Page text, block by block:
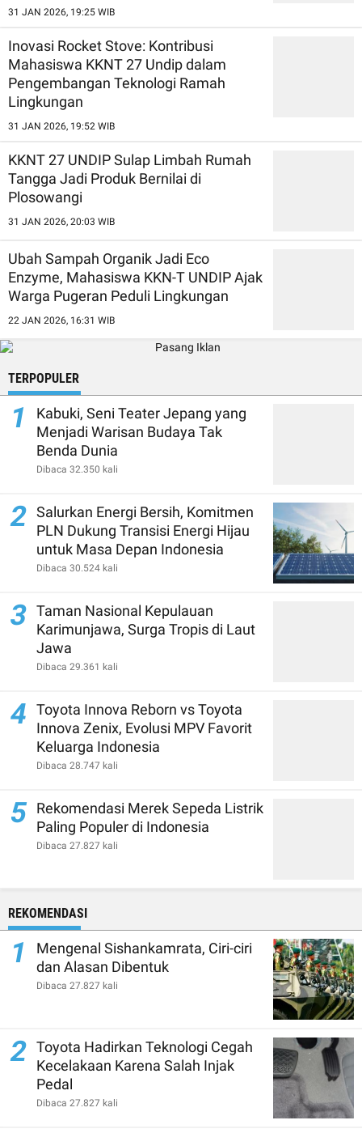
31 JAN 2026, 19:25 WIB
Inovasi Rocket Stove: Kontribusi
Mahasiswa KKNT 27 Undip dalam
Pengembangan Teknologi Ramah
Lingkungan
31 JAN 2026, 19:52 WIB
KKNT 27 UNDIP Sulap Limbah Rumah
Tangga Jadi Produk Bernilai di
Plosowangi
31 JAN 2026, 20:03 WIB
Ubah Sampah Organik Jadi Eco
Enzyme, Mahasiswa KKN-T UNDIP Ajak
Warga Pugeran Peduli Lingkungan
22 JAN 2026, 16:31 WIB
TERPOPULER
1
Kabuki, Seni Teater Jepang yang
Menjadi Warisan Budaya Tak
Benda Dunia
Dibaca 32.350 kali
2 Salurkan Energi Bersih, Komitmen
PLN Dukung Transisi Energi Hijau
untuk Masa Depan Indonesia
Dibaca 30.524 kali
3 Taman Nasional Kepulauan
Karimunjawa, Surga Tropis di Laut
Jawa
Dibaca 29.361 kali
4
Toyota Innova Reborn vs Toyota
Innova Zenix, Evolusi MPV Favorit
Keluarga Indonesia
Dibaca 28.747 kali
5 Rekomendasi Merek Sepeda Listrik
Paling Populer di Indonesia
Dibaca 27.827 kali
REKOMENDASI
1
Mengenal Sishankamrata, Ciri-ciri
dan Alasan Dibentuk
Dibaca 27.827 kali
2 Toyota Hadirkan Teknologi Cegah
Kecelakaan Karena Salah Injak
Pedal
Dibaca 27.827 kali